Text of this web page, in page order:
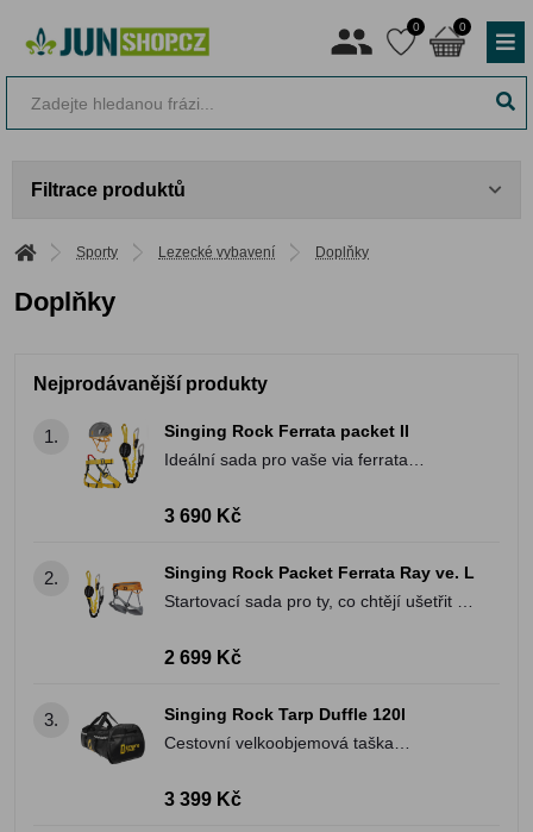
0 0
Filtrace produktů
Sporty Lezecké vybavení Doplňky
Doplňky
Nejprodávanější produkty
1.
Singing Rock Ferrata packet II
Ideální sada pro vaše via ferrata
3 690 Kč
2.
Singing Rock Packet Ferrata Ray ve. L
Startovací sada pro ty, co chtějí ušetřit a
2 699 Kč
3.
Singing Rock Tarp Duffle 120l
Cestovní velkoobjemová taška
či pracovní vybavení.
3 399 Kč